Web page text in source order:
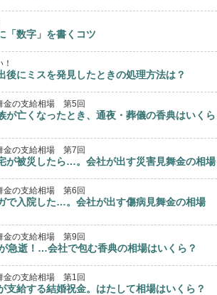
「数字」を書くコツ
後にミスを発見したときの処理方法は？
金の支給相場 第5回
が亡くなったとき、通夜・葬儀の香典はいくら
金の支給相場 第7回
が被災したら…。会社が出す災害見舞金の相場
金の支給相場 第6回
で入院した…。会社が出す傷病見舞金の相場
金の支給相場 第9回
急逝！…会社で包む香典の相場はいくら？
金の支給相場 第1回
支給する結婚祝金。はたして相場はいくら？